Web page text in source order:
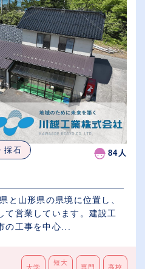
採石 84人
と山形県の県境に位置し、
て営業しています。建設工
の工事を中心...
大学
短大
専門 高校